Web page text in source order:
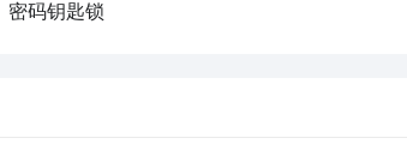
密码钥匙锁